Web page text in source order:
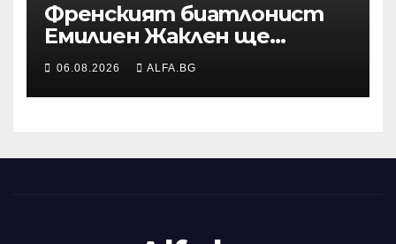
Френският биатлонист
Емилиен Жаклен ще
дебютира в
професионалното
колоездене
06.08.2026 ALFA.BG